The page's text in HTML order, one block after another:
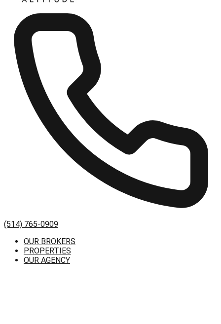
(514) 765-0909
OUR BROKERS
PROPERTIES
OUR AGENCY